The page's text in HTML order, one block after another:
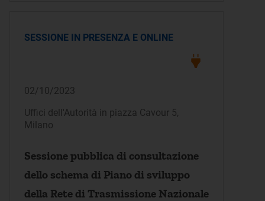
SESSIONE IN PRESENZA E ONLINE
02/10/2023
Uffici dell'Autorità in piazza Cavour 5,
Milano
Sessione pubblica di consultazione
dello schema di Piano di sviluppo
della Rete di Trasmissione Nazionale